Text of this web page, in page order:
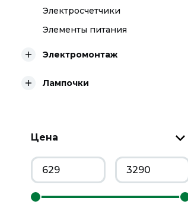
Электросчетчики
Элементы питания
Электромонтаж
Лампочки
Цена